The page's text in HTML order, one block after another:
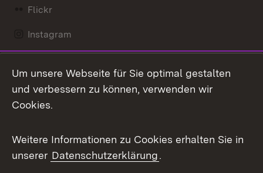
Flickr
Instagram
Mastodon
Messenger
Social Wall
X / Twitter
Um unsere Webseite für Sie optimal gestalten
und verbessern zu können, verwenden wir
Cookies.
Weitere Informationen zu Cookies erhalten Sie in
unserer Datenschutzerklärung.